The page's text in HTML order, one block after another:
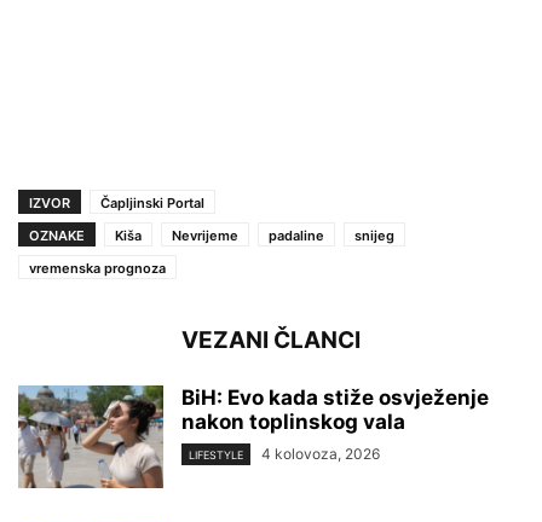
IZVOR
Čapljinski Portal
OZNAKE
Kiša Nevrijeme padaline
snijeg
vremenska prognoza
VEZANI ČLANCI
BiH: Evo kada stiže osvježenje
nakon toplinskog vala
LIFESTYLE 4 kolovoza, 2026